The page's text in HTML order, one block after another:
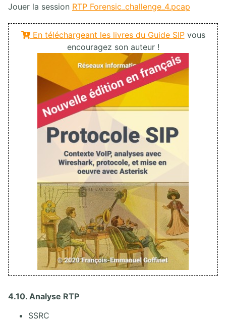
Jouer la session RTP Forensic_challenge_4.pcap
En téléchargeant les livres du Guide SIPvous
encouragez son auteur !
4.10. Analyse RTP
SSRC